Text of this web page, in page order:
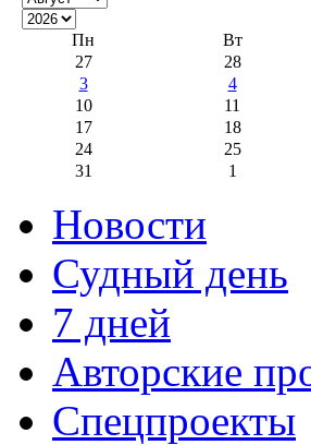
Пн Вт
27
28
3
4
10
11
17
18
24
25
31
1
Новости
Судный день
7 дней
Авторские
Спецпроекты